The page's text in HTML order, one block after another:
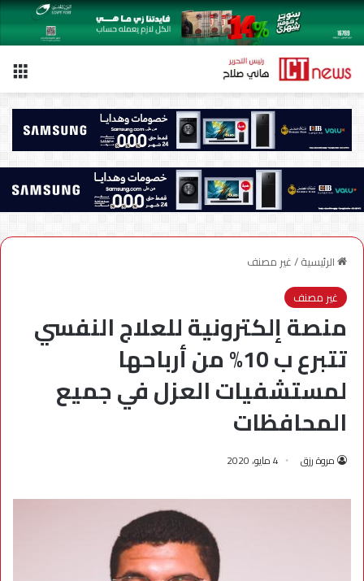
الرئيسية/غير مصنف
غير مصنف
منصة إلكترونية للعلاج النفسي
تتبرع ب 10% من أرباحها
لمستشفيات العزل في جميع
المحافظات
مروة رزق 4 مايو، 2020